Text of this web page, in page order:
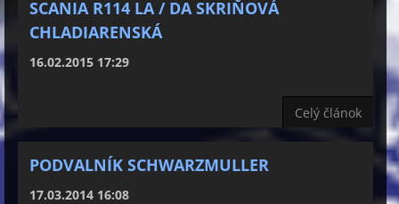
SCANIA R114 LA / DA SKRIŇOVÁ
CHLADIARENSKÁ
16.02.2015 17:29
Celý článok
PODVALNÍK SCHWARZMULLER
17.03.2014 16:08